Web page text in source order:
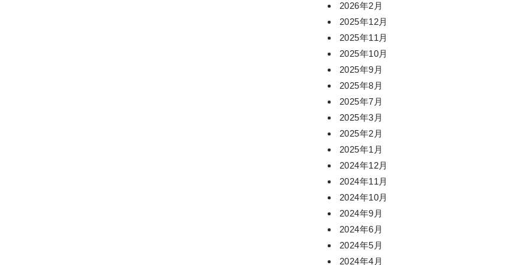
2026年2月
2025年12月
2025年11月
2025年10月
2025年9月
2025年8月
2025年7月
2025年3月
2025年2月
2025年1月
2024年12月
2024年11月
2024年10月
2024年9月
2024年6月
2024年5月
2024年4月